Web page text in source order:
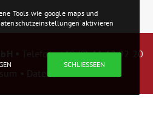
Telefon: +49 (0) 44 42 92 20
Datenschutz
Tools wie google maps und
aktivieren
SCHLIESSEEN